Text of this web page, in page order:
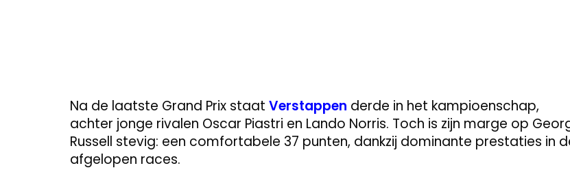
Na de laatste Grand Prix staat Verstappen derde in het kampioenschap,
achter jonge rivalen Oscar Piastri en Lando Norris. Toch is zijn marge op
Russell stevig: een comfortabele 37 punten, dankzij dominante prestaties in
afgelopen races.